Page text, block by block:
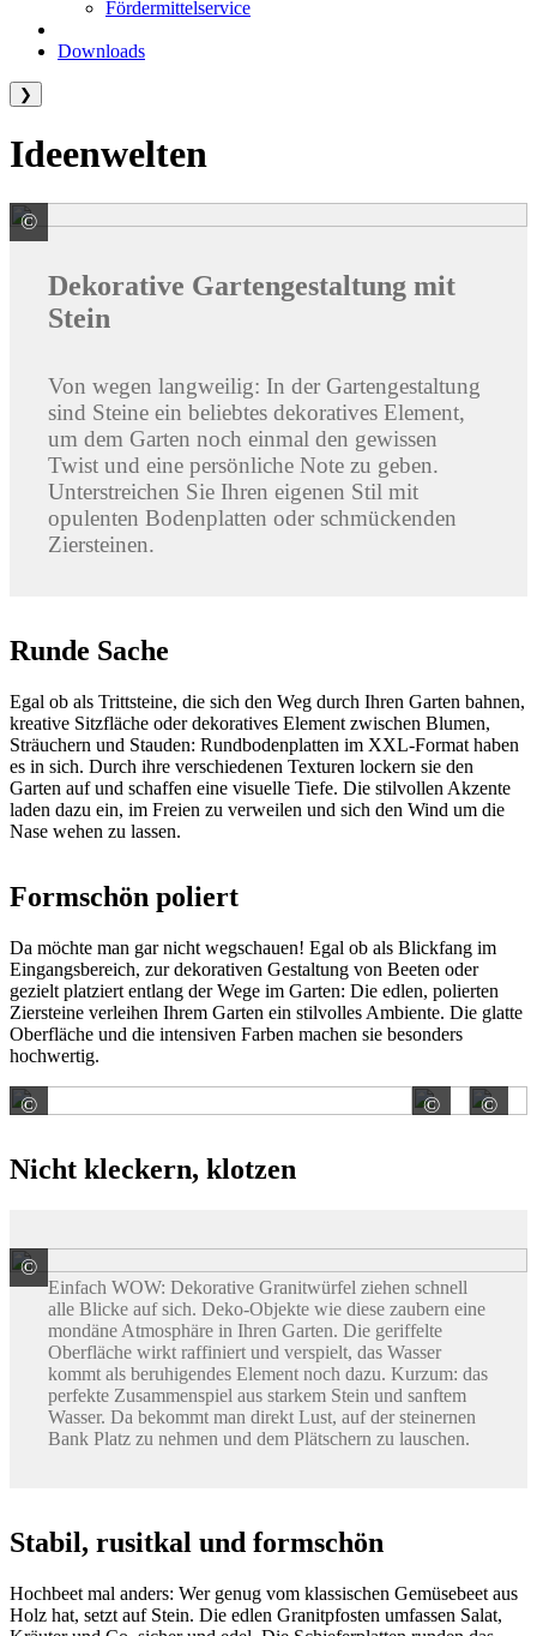
Fördermittelservice
Downloads
❯
Ideenwelten
© Birkenmeier Stein+Design GmbH
Dekorative Gartengestaltung mit
Stein
Von wegen langweilig: In der Gartengestaltung
sind Steine ein beliebtes dekoratives Element,
um dem Garten noch einmal den gewissen
Twist und eine persönliche Note zu geben.
Unterstreichen Sie Ihren eigenen Stil mit
opulenten Bodenplatten oder schmückenden
Ziersteinen.
Runde Sache
Egal ob als Trittsteine, die sich den Weg durch Ihren Garten bahnen,
kreative Sitzfläche oder dekoratives Element zwischen Blumen,
Sträuchern und Stauden: Rundbodenplatten im XXL-Format haben
es in sich. Durch ihre verschiedenen Texturen lockern sie den
Garten auf und schaffen eine visuelle Tiefe. Die stilvollen Akzente
laden dazu ein, im Freien zu verweilen und sich den Wind um die
Nase wehen zu lassen.
Formschön poliert
Da möchte man gar nicht wegschauen! Egal ob als Blickfang im
Eingangsbereich, zur dekorativen Gestaltung von Beeten oder
gezielt platziert entlang der Wege im Garten: Die edlen, polierten
Ziersteine verleihen Ihrem Garten ein stilvolles Ambiente. Die glatte
Oberfläche und die intensiven Farben machen sie besonders
hochwertig.
© © GSH
©
Nicht kleckern, klotzen
©
Natursteinpark Horn Fuhrbetrieb Horn GmbH
Einfach WOW: Dekorative Granitwürfel ziehen schnell
alle Blicke auf sich. Deko-Objekte wie diese zaubern eine
mondäne Atmosphäre in Ihren Garten. Die geriffelte
Oberfläche wirkt raffiniert und verspielt, das Wasser
kommt als beruhigendes Element noch dazu. Kurzum: das
perfekte Zusammenspiel aus starkem Stein und sanftem
Wasser. Da bekommt man direkt Lust, auf der steinernen
Bank Platz zu nehmen und dem Plätschern zu lauschen.
Stabil, rusitkal und formschön
Hochbeet mal anders: Wer genug vom klassischen Gemüsebeet aus
Holz hat, setzt auf Stein. Die edlen Granitpfosten umfassen Salat,